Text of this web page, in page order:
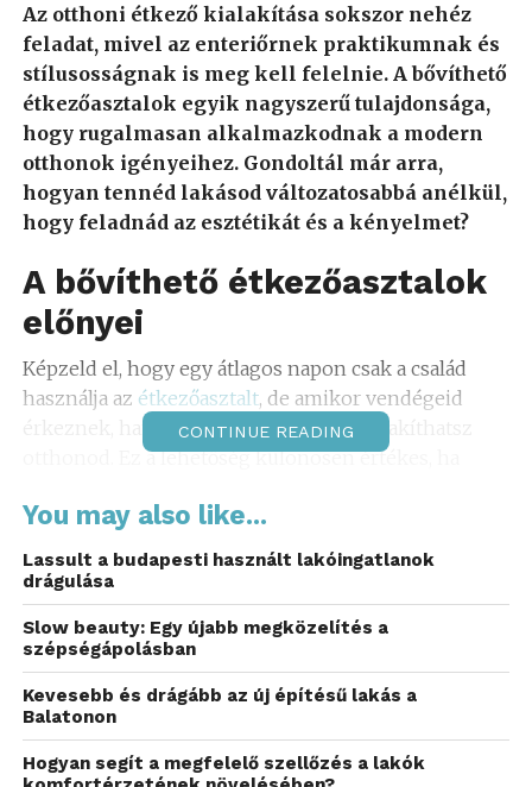
Az otthoni étkező kialakítása sokszor nehéz
feladat, mivel az enteriőrnek praktikumnak és
stílusosságnak is meg kell felelnie. A bővíthető
étkezőasztalok egyik nagyszerű tulajdonsága,
hogy rugalmasan alkalmazkodnak a modern
otthonok igényeihez. Gondoltál már arra,
hogyan tennéd lakásod változatosabbá anélkül,
hogy feladnád az esztétikát és a kényelmet?
A bővíthető étkezőasztalok
előnyei
Képzeld el, hogy egy átlagos napon csak a család
használja az étkezőasztalt, de amikor vendégeid
érkeznek, hamarosan tágasabb hellyé alakíthatsz
otthonod. Ez a lehetőség különösen értékes, ha
fontos. A nagyobb lakótér sem akadály, hiszen az
ilyen bútorok minden enteriőrbe beleilleszkednek,
és bármilyen környezethez hozzáadják egyéni
jellegüket.
A bővíthető asztalok varázsa nem csak abban rejlik,
hogy helyet takarítanak meg, hanem stílusos
megjelenésükkel is kitűnnek. Tapasztaltad már,
hogy több vendéget vársz, mint amennyit előzőleg
gondoltál? Egy gyorsan átalakítható asztal ilyen
CONTINUE READING
You may also like...
Lassult a budapesti használt lakóingatlanok
drágulása
Slow beauty: Egy újabb megközelítés a
szépségápolásban
Kevesebb és drágább az új építésű lakás a
Balatonon
Hogyan segít a megfelelő szellőzés a lakók